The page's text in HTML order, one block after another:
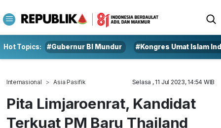
Hot Topics: #Gubernur BI Mundur #Kongres Umat Islam
Internasional Asia Pasifik Selasa , 11 Jul 2023, 14:54 WIB
Pita Limjaroenrat, Kandidat
Terkuat PM Baru Thailand